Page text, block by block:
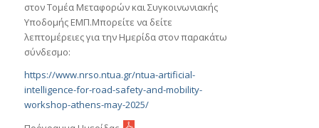
στον Τομέα Μεταφορών και Συγκοινωνιακής
Υποδομής ΕΜΠ.Μπορείτε να δείτε
λεπτομέρειες για την Ημερίδα στον παρακάτω
σύνδεσμο:
https://www.nrso.ntua.gr/ntua-artificial-
intelligence-for-road-safety-and-mobility-
workshop-athens-may-2025/